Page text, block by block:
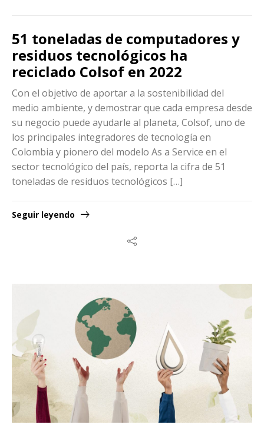
51 toneladas de computadores y
residuos tecnológicos ha
reciclado Colsof en 2022
Con el objetivo de aportar a la sostenibilidad del
medio ambiente, y demostrar que cada empresa desde
su negocio puede ayudarle al planeta, Colsof, uno de
los principales integradores de tecnología en
Colombia y pionero del modelo As a Service en el
sector tecnológico del país, reporta la cifra de 51
toneladas de residuos tecnológicos […]
Seguir leyendo